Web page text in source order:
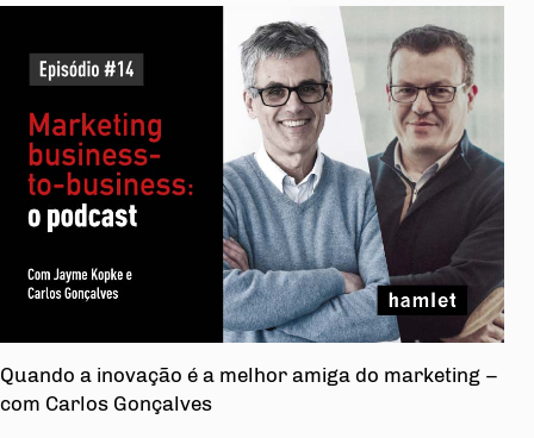
Quando a inovação é a melhor amiga do marketing –
com Carlos Gonçalves